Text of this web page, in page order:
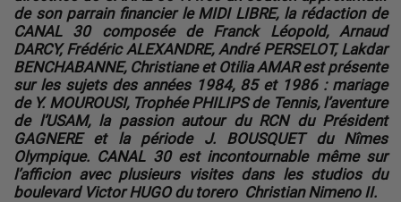
de son parrain financier le MIDI LIBRE, la rédaction de
CANAL 30 composée de Franck Léopold, Arnaud
DARCY, Frédéric ALEXANDRE, André PERSELOT, Lakdar
BENCHABANNE, Christiane et Otilia AMAR est présente
sur les sujets des années 1984, 85 et 1986 : mariage
de Y. MOUROUSI, Trophée PHILIPS de Tennis, l’aventure
de l’USAM, la passion autour du RCN du Président
GAGNERE et la période J. BOUSQUET du Nîmes
Olympique. CANAL 30 est incontournable même sur
l’afficion avec plusieurs visites dans les studios du
boulevard Victor HUGO du torero Christian Nimeno II.